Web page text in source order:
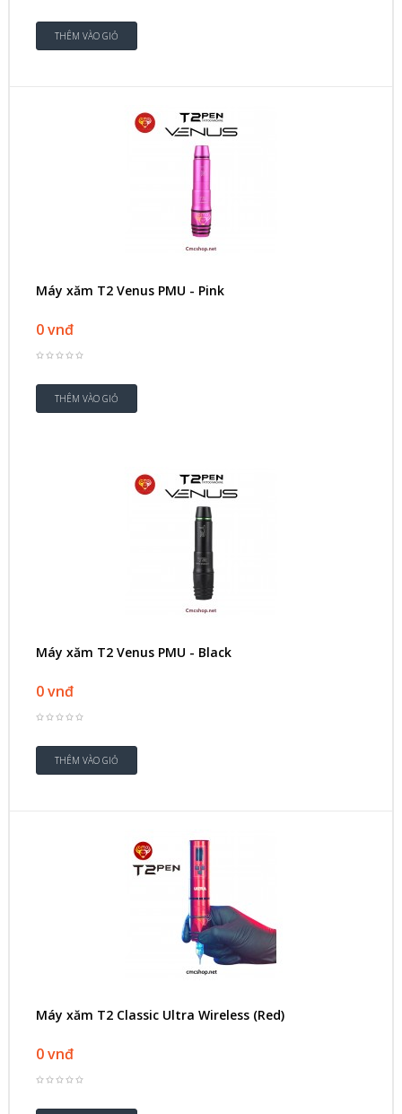
Máy xăm T2 Venus PMU - Pink
0 vnđ
Máy xăm T2 Venus PMU - Black
0 vnđ
Máy xăm T2 Classic Ultra Wireless (Red)
0 vnđ